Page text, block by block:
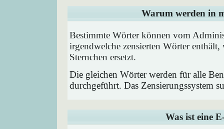
Warum werden in
Bestimmte Wörter können vom
irgendwelche zensierten Wörter
Sternchen ersetzt.
Die gleichen Wörter werden für alle
durchgeführt. Das Zensierungssystem
Was ist eine